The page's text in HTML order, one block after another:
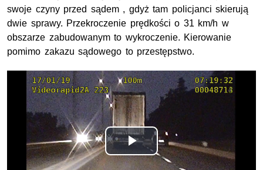
swoje czyny przed sądem , gdyż tam policjanci skierują
dwie sprawy. Przekroczenie prędkości o 31 km/h w
obszarze zabudowanym to wykroczenie. Kierowanie
pomimo zakazu sądowego to przestępstwo.
Odtwórz